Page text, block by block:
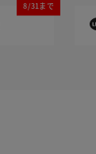
8/31まで